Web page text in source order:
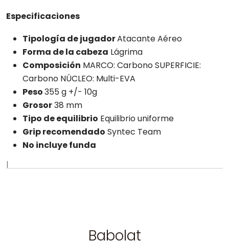
Especificaciones
Tipología de jugadorAtacante Aéreo
Forma de la cabeza Lágrima
Composición MARCO: Carbono SUPERFICIE:
Carbono NÚCLEO: Multi-EVA
Peso355 g +/- 10g
Grosor38 mm
Tipo de equilibrio Equilibrio uniforme
Grip recomendado Syntec Team
No incluye funda
|
Babolat